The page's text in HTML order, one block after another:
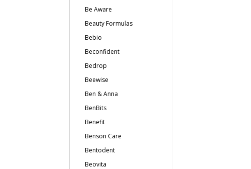
Be Aware
Beauty Formulas
Bebio
Beconfident
Bedrop
Beewise
Ben & Anna
BenBits
Benefit
Benson Care
Bentodent
Beovita